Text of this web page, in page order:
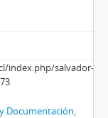
index.php/salvador-
Documentación,